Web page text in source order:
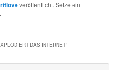
veröffentlicht. Setze ein
.
DAS INTERNET“